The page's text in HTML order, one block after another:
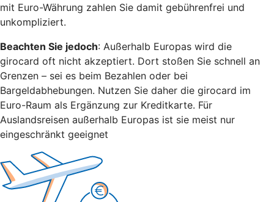
mit Euro-Währung zahlen Sie damit gebührenfrei und
unkompliziert.
Beachten Sie jedoch: Außerhalb Europas wird die
girocard oft nicht akzeptiert. Dort stoßen Sie schnell an
Grenzen – sei es beim Bezahlen oder bei
Bargeldabhebungen. Nutzen Sie daher die girocard im
Euro-Raum als Ergänzung zur Kreditkarte. Für
Auslandsreisen außerhalb Europas ist sie meist nur
eingeschränkt geeignet